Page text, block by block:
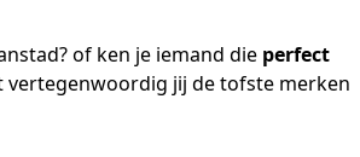
of ken je iemand die perfect
vertegenwoordig jij de tofste merken